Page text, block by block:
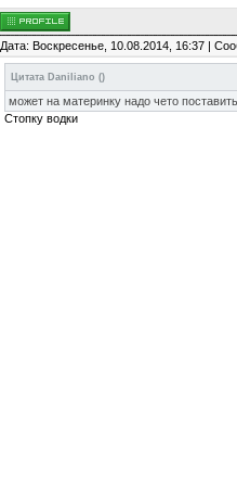
Дата: Воскресенье, 10.08.2014, 16:37 |
Цитата Daniliano ()
может на материнку надо чето
Стопку водки